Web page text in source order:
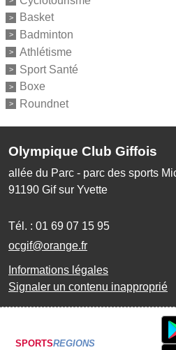
Basket
Badminton
Athlétisme
Sport Santé
Boxe
Roundnet
Olympique Club Giffois
allée du Parc - parc des sports
91190 Gif sur Yvette
Tél. : 01 69 07 15 95
ocgif@orange.fr
Informations légales
Signaler un contenu inapproprié
SPORTSREGIONS